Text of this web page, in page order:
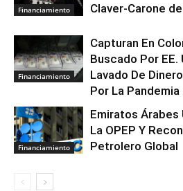
Financiamiento
Claver-Carone
Financiamiento
Capturan En
Buscado Por EE.
Lavado De
Por La Pandemia
Financiamiento
Emiratos Árabes
La OPEP Y
Petrolero Global